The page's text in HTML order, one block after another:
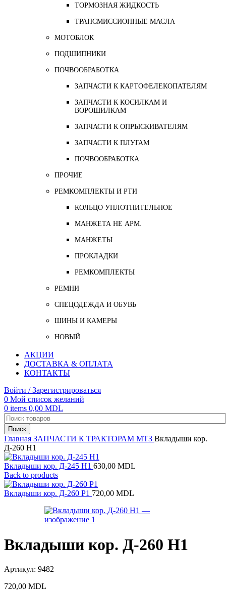
ТОРМОЗНАЯ ЖИДКОСТЬ
ТРАНСМИССИОННЫЕ МАСЛА
МОТОБЛОК
ПОДШИПНИКИ
ПОЧВООБРАБОТКА
ЗАПЧАСТИ К КАРТОФЕЛЕКОПАТЕЛЯМ
ЗАПЧАСТИ К КОСИЛКАМ И
ВОРОШИЛКАМ
ЗАПЧАСТИ К ОПРЫСКИВАТЕЛЯМ
ЗАПЧАСТИ К ПЛУГАМ
ПОЧВООБРАБОТКА
ПРОЧИЕ
РЕМКОМПЛЕКТЫ И РТИ
КОЛЬЦО УПЛОТНИТЕЛЬНОЕ
МАНЖЕТА НЕ АРМ.
МАНЖЕТЫ
ПРОКЛАДКИ
РЕМКОМПЛЕКТЫ
РЕМНИ
СПЕЦОДЕЖДА И ОБУВЬ
ШИНЫ И КАМЕРЫ
НОВЫЙ
АКЦИИ
ДОСТАВКА & ОПЛАТА
КОНТАКТЫ
Войти / Зарегистрироваться
0 Мой список желаний
0 items 0,00 MDL
Поиск
Главная ЗАПЧАСТИ К ТРАКТОРАМ МТЗ Вкладыши кор.
Д-260 Н1
Вкладыши кор. Д-245 Н1 630,00 MDL
Back to products
Вкладыши кор. Д-260 Р1 720,00 MDL
Вкладыши кор. Д-260 Н1
Артикул: 9482
720,00 MDL